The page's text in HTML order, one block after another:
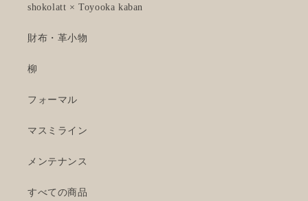
shokolatt × Toyooka kaban
財布・革小物
柳
フォーマル
マスミライン
メンテナンス
すべての商品